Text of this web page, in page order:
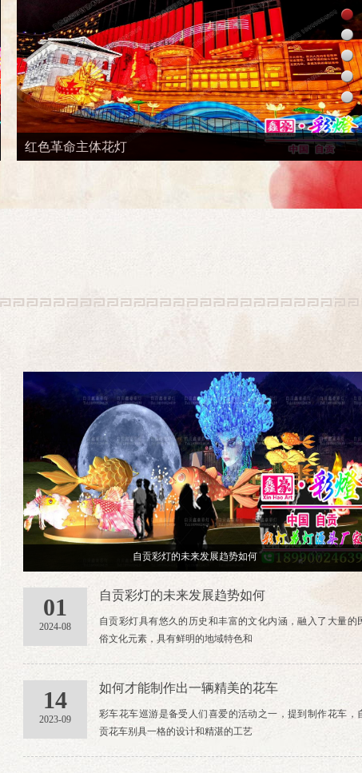
红色革命主体花灯
自贡彩灯的未来发展趋势如何
01
2024-08
自贡彩灯的未来发展趋势如何
自贡彩灯具有悠久的历史和丰富的文化内涵，融入了大量的
俗文化元素，具有鲜明的地域特色和
14
2023-09
如何才能制作出一辆精美的花车
彩车花车巡游是备受人们喜爱的活动之一，提到制作花车，
贡花车别具一格的设计和精湛的工艺